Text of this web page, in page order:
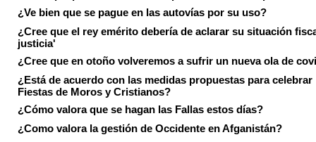
¿Ve bien que se pague en las autovías por su uso?
¿Cree que el rey emérito debería de aclarar su situación
justicia'
¿Cree que en otoño volveremos a sufrir un nueva ola de
¿Está de acuerdo con las medidas propuestas para celebrar
Fiestas de Moros y Cristianos?
¿Cómo valora que se hagan las Fallas estos días?
¿Como valora la gestión de Occidente en Afganistán?